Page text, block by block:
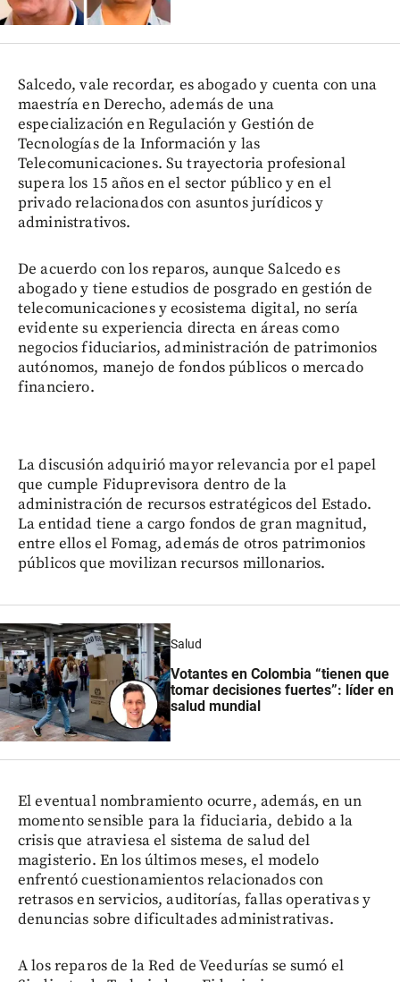
Salcedo, vale recordar, es abogado y cuenta con una
maestría en Derecho, además de una
especialización en Regulación y Gestión de
Tecnologías de la Información y las
Telecomunicaciones. Su trayectoria profesional
supera los 15 años en el sector público y en el
privado relacionados con asuntos jurídicos y
administrativos.
De acuerdo con los reparos, aunque Salcedo es
abogado y tiene estudios de posgrado en gestión de
telecomunicaciones y ecosistema digital, no sería
evidente su experiencia directa en áreas como
negocios fiduciarios, administración de patrimonios
autónomos, manejo de fondos públicos o mercado
financiero.
La discusión adquirió mayor relevancia por el papel
que cumple Fiduprevisora dentro de la
administración de recursos estratégicos del Estado.
La entidad tiene a cargo fondos de gran magnitud,
entre ellos el Fomag, además de otros patrimonios
públicos que movilizan recursos millonarios.
Salud
Votantes en Colombia “tienen que
tomar decisiones fuertes”: líder en
salud mundial
El eventual nombramiento ocurre, además, en un
momento sensible para la fiduciaria, debido a la
crisis que atraviesa el sistema de salud del
magisterio. En los últimos meses, el modelo
enfrentó cuestionamientos relacionados con
retrasos en servicios, auditorías, fallas operativas y
denuncias sobre dificultades administrativas.
A los reparos de la Red de Veedurías se sumó el